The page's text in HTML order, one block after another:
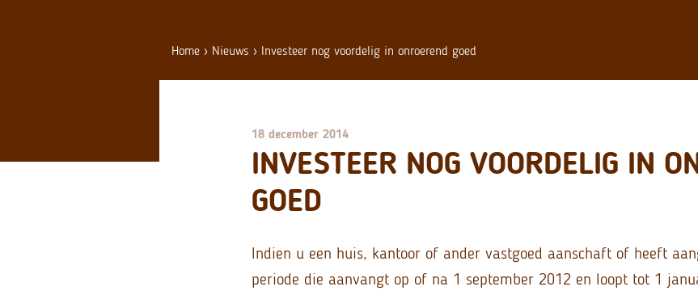
Home › Nieuws › Investeer nog voordelig in onroerend goed
18 december 2014
INVESTEER NOG VOORDELIG IN
GOED
Indien u een huis, kantoor of ander vastgoed aanschaft of heeft
periode die aanvangt op of na 1 september 2012 en loopt tot 1